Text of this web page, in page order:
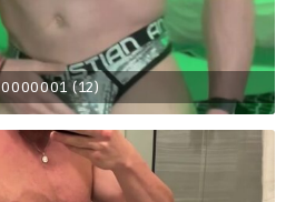
0000001 (12)